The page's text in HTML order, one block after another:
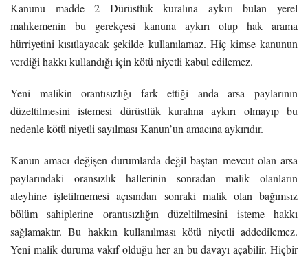
Kanunu madde 2 Dürüstlük kuralına aykırı bulan yerel
mahkemenin bu gerekçesi kanuna aykırı olup hak arama
hürriyetini kısıtlayacak şekilde kullanılamaz. Hiç kimse kanunun
verdiği hakkı kullandığı için kötü niyetli kabul edilemez.
Yeni malikin orantısızlığı fark ettiği anda arsa paylarının
düzeltilmesini istemesi dürüstlük kuralına aykırı olmayıp bu
nedenle kötü niyetli sayılması Kanun’un amacına aykırıdır.
Kanun amacı değişen durumlarda değil baştan mevcut olan arsa
paylarındaki oransızlık hallerinin sonradan malik olanların
aleyhine işletilmemesi açısından sonraki malik olan bağımsız
bölüm sahiplerine orantısızlığın düzeltilmesini isteme hakkı
sağlamaktır. Bu hakkın kullanılması kötü niyetli addedilemez.
Yeni malik duruma vakıf olduğu her an bu davayı açabilir. Hiçbir